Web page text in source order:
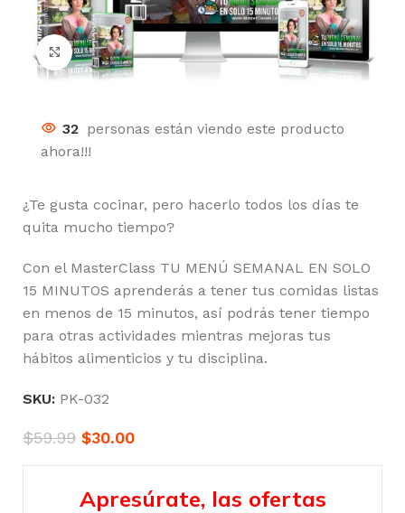
Click to enlarge
32 personas están viendo este producto
ahora!!!
¿Te gusta cocinar, pero hacerlo todos los días te
quita mucho tiempo?
Con el MasterClass TU MENÚ SEMANAL EN SOLO
15 MINUTOS aprenderás a tener tus comidas listas
en menos de 15 minutos, así podrás tener tiempo
para otras actividades mientras mejoras tus
hábitos alimenticios y tu disciplina.
SKU: PK-032
$59.99 $30.00
Apresúrate, las ofertas